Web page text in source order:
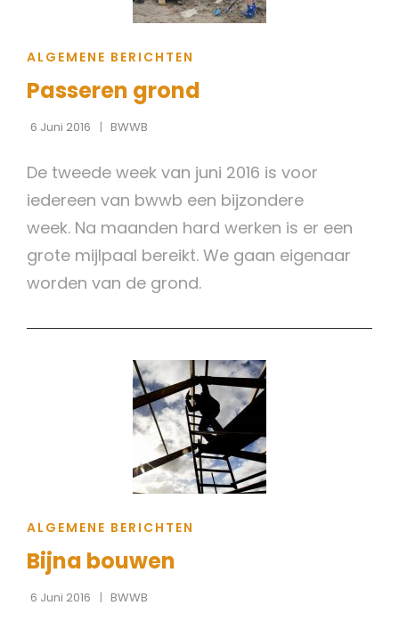
CAT
ALGEMENE BERICHTEN
Passeren grond
6 Juni 2016 BWWB
De tweede week van juni 2016 is voor
iedereen van bwwb een bijzondere
week. Na maanden hard werken is er een
grote mijlpaal bereikt. We gaan eigenaar
worden van de grond.
CAT
ALGEMENE BERICHTEN
Bijna bouwen
6 Juni 2016 BWWB